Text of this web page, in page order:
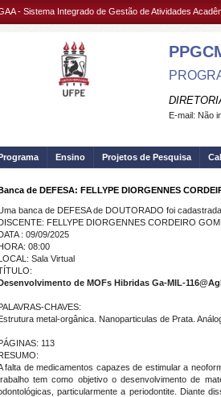
- Sistema Integrado de Gestão de Atividades
E-mail: Não
Ensino Projetos de Pesquisa
de DEFESA: FELLYPE DIORGENNES
banca de DEFESA de DOUTORADO foi
FELLYPE DIORGENNES CORDEIRO
: 09/09/2025
08:00
Sala Virtual
de MOFs Hibridas Ga-MIL-
CHAVES:
metal-orgânica. Nanoparticulas de Prata.
113
falta de medicamentos capazes de estimular a
tem como objetivo o desenvolvimento de
particularmente a periodontite. Diante